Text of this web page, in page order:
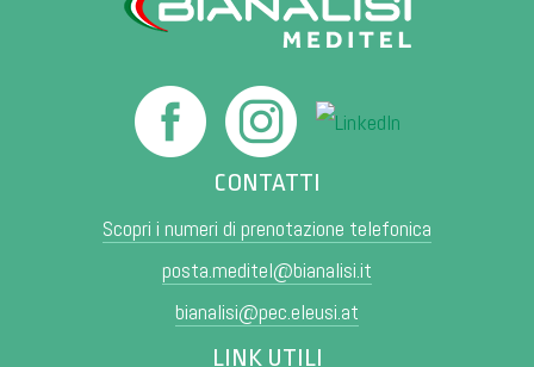
CONTATTI
Scopri i numeri di prenotazione telefonica
posta.meditel@bianalisi.it
bianalisi@pec.eleusi.at
LINK UTILI